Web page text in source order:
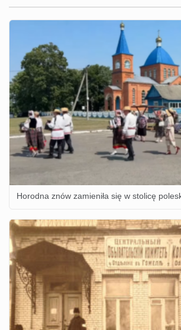
Horodna znów zamieniła się w stolicę